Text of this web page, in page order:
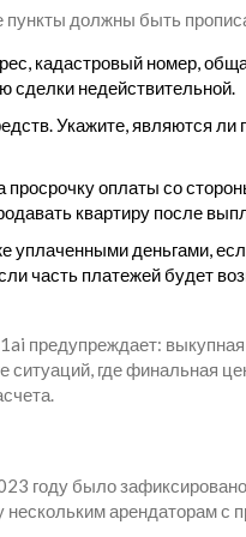
пункты должны быть
кадастровый номер,
сделки недействительной.
Укажите, являются
оплаты со
квартиру после
уплаченными деньгами,
часть платежей будет
предупреждает: выкупная
где финальная
году было
арендаторам с